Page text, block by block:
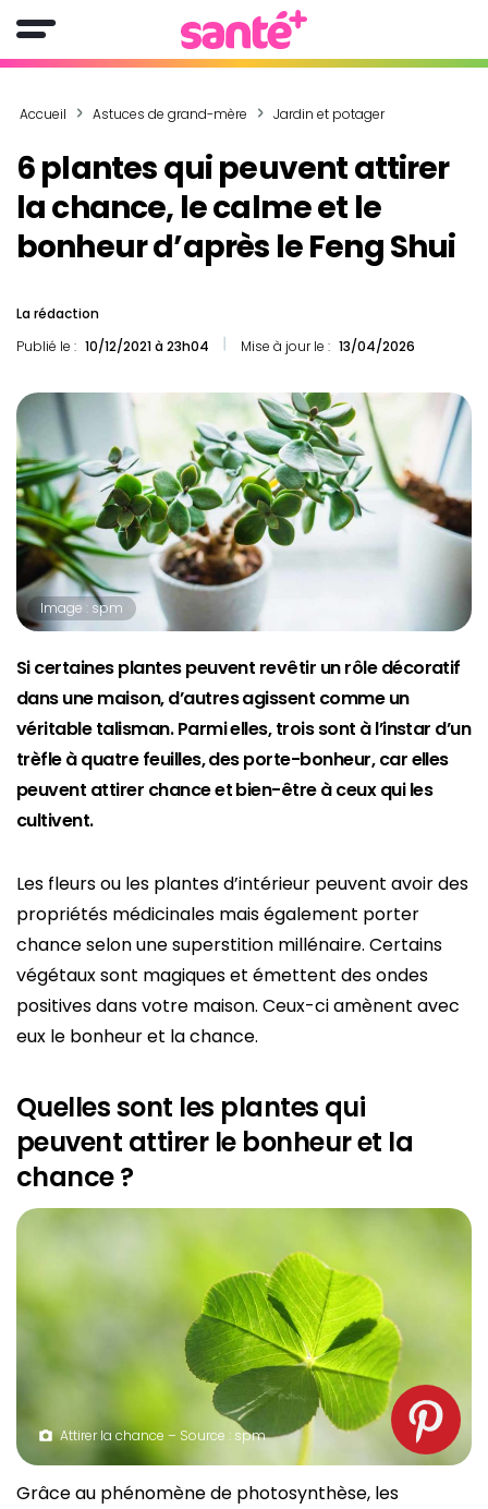
Accueil Astuces de grand-mère Jardin et potager
6 plantes qui peuvent attirer
la chance, le calme et le
bonheur d’après le Feng Shui
La rédaction
Publié le : 10/12/2021 à 23h04 Mise à jour le : 13/04/2026
Image : spm
Si certaines plantes peuvent revêtir un rôle décoratif
dans une maison, d’autres agissent comme un
véritable talisman. Parmi elles, trois sont à l’instar d’un
trèfle à quatre feuilles, des porte-bonheur, car elles
peuvent attirer chance et bien-être à ceux qui les
cultivent.
Les fleurs ou les plantes d’intérieur peuvent avoir des
propriétés médicinales mais également porter
chance selon une superstition millénaire. Certains
végétaux sont magiques et émettent des ondes
positives dans votre maison. Ceux-ci amènent avec
eux le bonheur et la chance.
Quelles sont les plantes qui
peuvent attirer le bonheur et la
chance ?
Attirer la chance – Source : spm
Grâce au phénomène de photosynthèse, les